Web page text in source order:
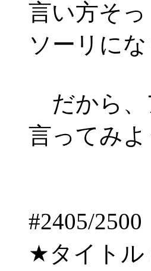
言い方そ
ソーリに
だから、
言ってみよ
#2405/
★タイトル